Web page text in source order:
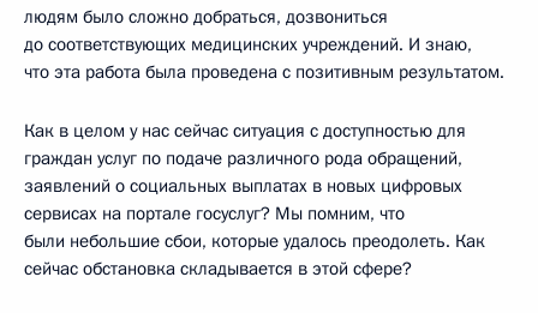
людям было сложно добраться, дозвониться
до соответствующих медицинских учреждений. И знаю,
что эта работа была проведена с позитивным результатом.
Как в целом у нас сейчас ситуация с доступностью для
граждан услуг по подаче различного рода обращений,
заявлений о социальных выплатах в новых цифровых
сервисах на портале госуслуг? Мы помним, что
были небольшие сбои, которые удалось преодолеть. Как
сейчас обстановка складывается в этой сфере?